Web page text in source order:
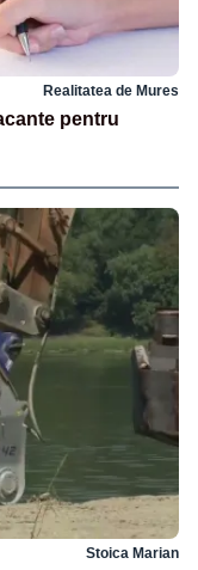
Realitatea de Mures
pentru
Stoica Marian